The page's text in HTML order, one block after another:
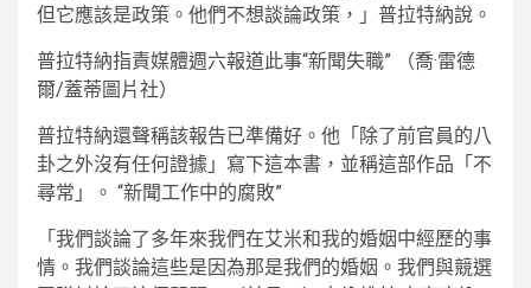
但它應該是政策。他們不想談論政策，」普拉特納說。
普拉特納指責媒體週六報道此事“新聞失職”
（喬·雷德
爾/蓋蒂圖片社）
普拉特納還聲稱該報告已準備好。他「除了前官員的八
卦之外沒有任何證據」寫下這本書，並稱這部作品「不
尋常」。 “新聞工作中的腐敗”
「我們談論了多年來我們在艾米和我的婚姻中經歷的事
情。我們談論這些是因為那是我們的婚姻。我們與競選